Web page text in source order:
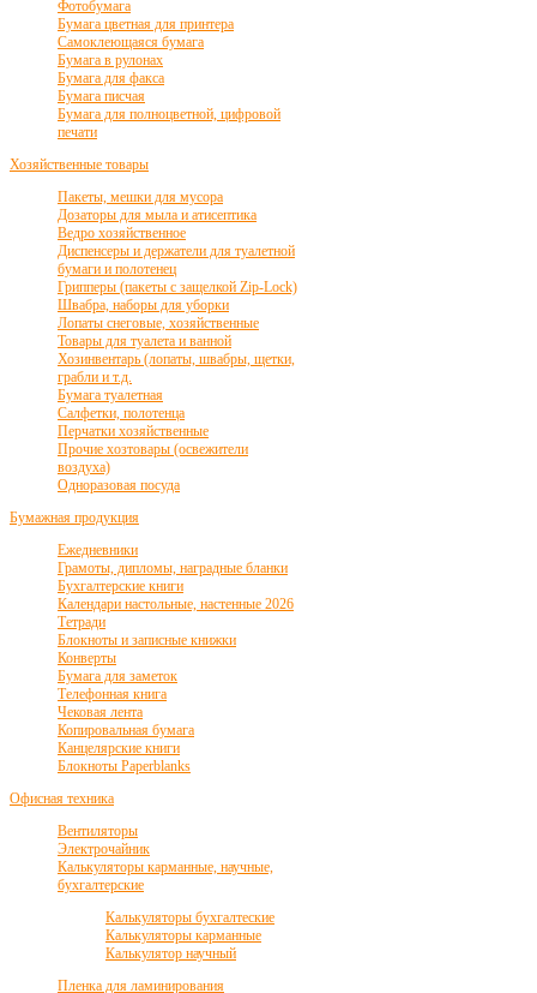
Фотобумага
Бумага цветная для принтера
Самоклеющаяся бумага
Бумага в рулонах
Бумага для факса
Бумага писчая
Бумага для полноцветной, цифровой
печати
Хозяйственные товары
Пакеты, мешки для мусора
Дозаторы для мыла и атисептика
Ведро хозяйственное
Диспенсеры и держатели для туалетной
бумаги и полотенец
Грипперы (пакеты с защелкой Zip-Lock)
Швабра, наборы для уборки
Лопаты снеговые, хозяйственные
Товары для туалета и ванной
Хозинвентарь (лопаты, швабры, щетки,
грабли и т.д.
Бумага туалетная
Салфетки, полотенца
Перчатки хозяйственные
Прочие хозтовары (освежители
воздуха)
Одноразовая посуда
Бумажная продукция
Ежедневники
Грамоты, дипломы, наградные бланки
Бухгалтерские книги
Календари настольные, настенные 2026
Тетради
Блокноты и записные книжки
Конверты
Бумага для заметок
Телефонная книга
Чековая лента
Копировальная бумага
Канцелярские книги
Блокноты Paperblanks
Офисная техника
Вентиляторы
Электрочайник
Калькуляторы карманные, научные,
бухгалтерские
Калькуляторы бухгалтеские
Калькуляторы карманные
Калькулятор научный
Пленка для ламинирования